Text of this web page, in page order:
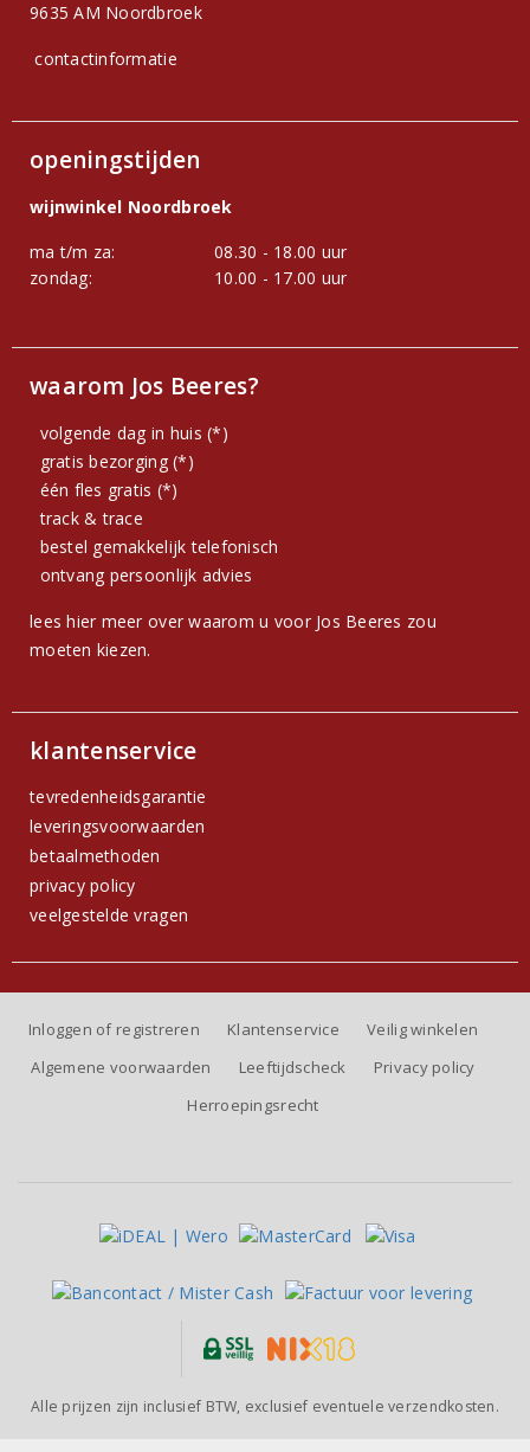
9635 AM Noordbroek
contactinformatie
openingstijden
wijnwinkel Noordbroek
ma t/m za:
08.30 - 18.00 uur
zondag:
10.00 - 17.00 uur
waarom Jos Beeres?
volgende dag in huis (*)
gratis bezorging (*)
één fles gratis (*)
track & trace
bestel gemakkelijk telefonisch
ontvang persoonlijk advies
lees hier meer over waarom u voor Jos Beeres zou
moeten kiezen.
klantenservice
tevredenheidsgarantie
leveringsvoorwaarden
betaalmethoden
privacy policy
veelgestelde vragen
Inloggen of registreren Klantenservice
Veilig winkelen
Algemene voorwaarden
Leeftijdscheck
Privacy policy
Herroepingsrecht
Alle prijzen zijn inclusief BTW, exclusief eventuele verzendkosten.